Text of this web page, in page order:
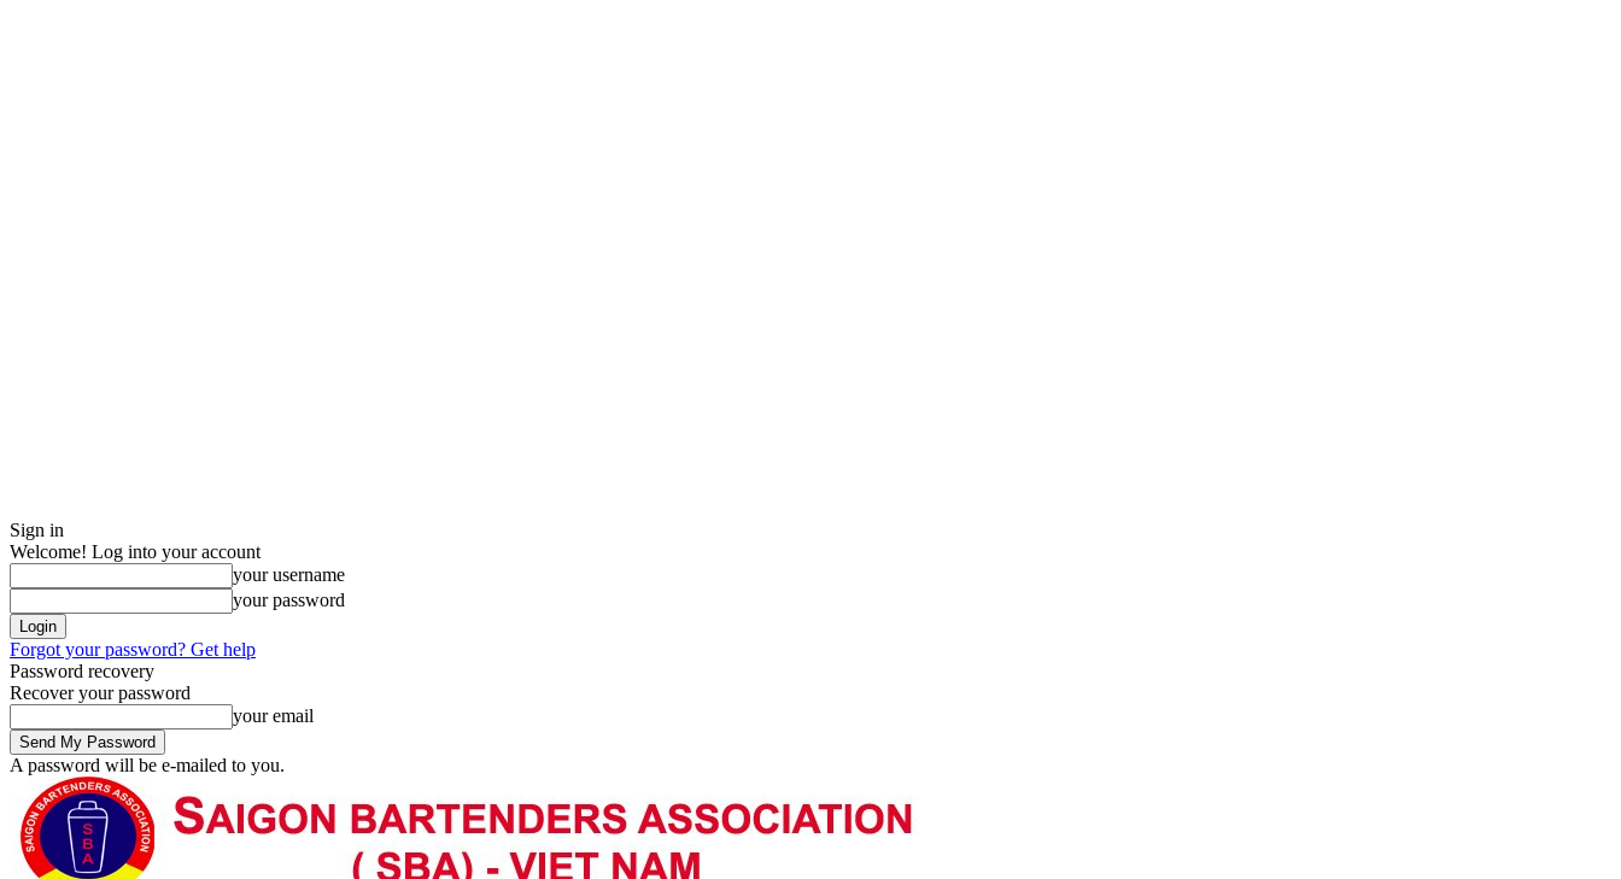
Sign in
Welcome! Log into your account
your username
your password
Forgot your password? Get help
Password recovery
Recover your password
your email
A password will be e-mailed to you.